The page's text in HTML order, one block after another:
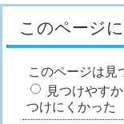
このページ
このページは見
見つけやす
つけにくかった